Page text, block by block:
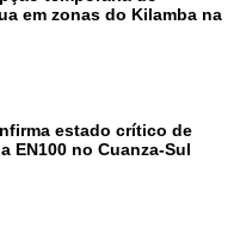
em zonas do Kilamba na
estado crítico de
EN100 no Cuanza-Sul